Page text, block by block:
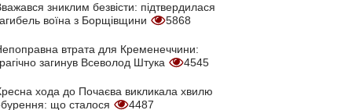
зниклим безвісти: підтвердилася
воїна з Борщівщини
5868
втрата для Кременеччини:
загинув Всеволод Штука
4545
хода до Почаєва викликала хвилю
що сталося
4487